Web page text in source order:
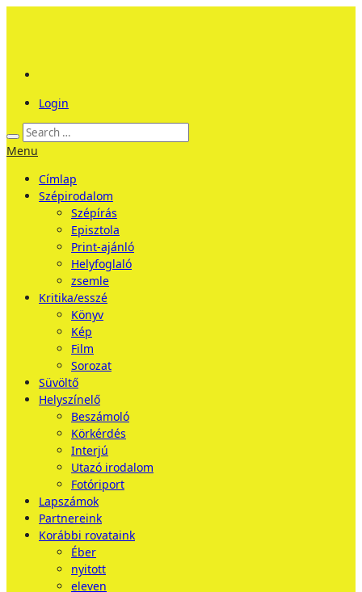
Login
Menu
Címlap
Szépirodalom
Szépírás
Episztola
Print-ajánló
Helyfoglaló
zsemle
Kritika/esszé
Könyv
Kép
Film
Sorozat
Süvöltő
Helyszínelő
Beszámoló
Körkérdés
Interjú
Utazó irodalom
Fotóriport
Lapszámok
Partnereink
Korábbi rovataink
Éber
nyitott
eleven